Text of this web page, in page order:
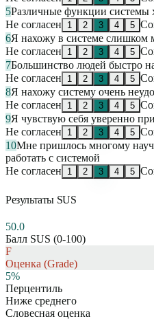
5Различные функции системы
Не согласен
1 2 3 4 5
6Я нахожу в системе слишком
Не согласен
1 2 3 4 5
7Большинство людей быстро
Не согласен
1 2 3 4 5
8Я нахожу систему очень
Не согласен
1 2 3 4 5
9Я чувствую себя уверенно
Не согласен
1 2 3 4 5
10Мне пришлось многому
работать с системой
Не согласен
1 2 3 4 5
Результаты SUS
50.0
Балл SUS (0-100)
F
Оценка (Grade)
5%
Перцентиль
Ниже среднего
Словесная оценка